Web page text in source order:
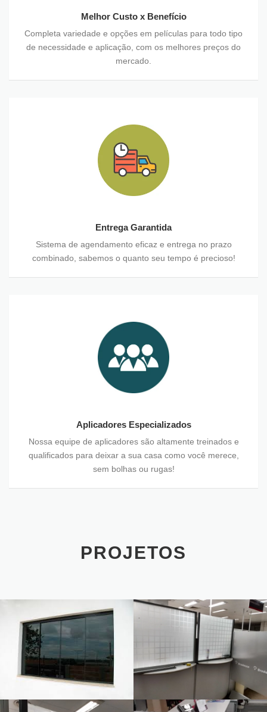
Melhor Custo x Benefício
Completa variedade e opções em películas para todo tipo
de necessidade e aplicação, com os melhores preços do
mercado.
Entrega Garantida
Sistema de agendamento eficaz e entrega no prazo
combinado, sabemos o quanto seu tempo é precioso!
Aplicadores Especializados
Nossa equipe de aplicadores são altamente treinados e
qualificados para deixar a sua casa como você merece,
sem bolhas ou rugas!
PROJETOS